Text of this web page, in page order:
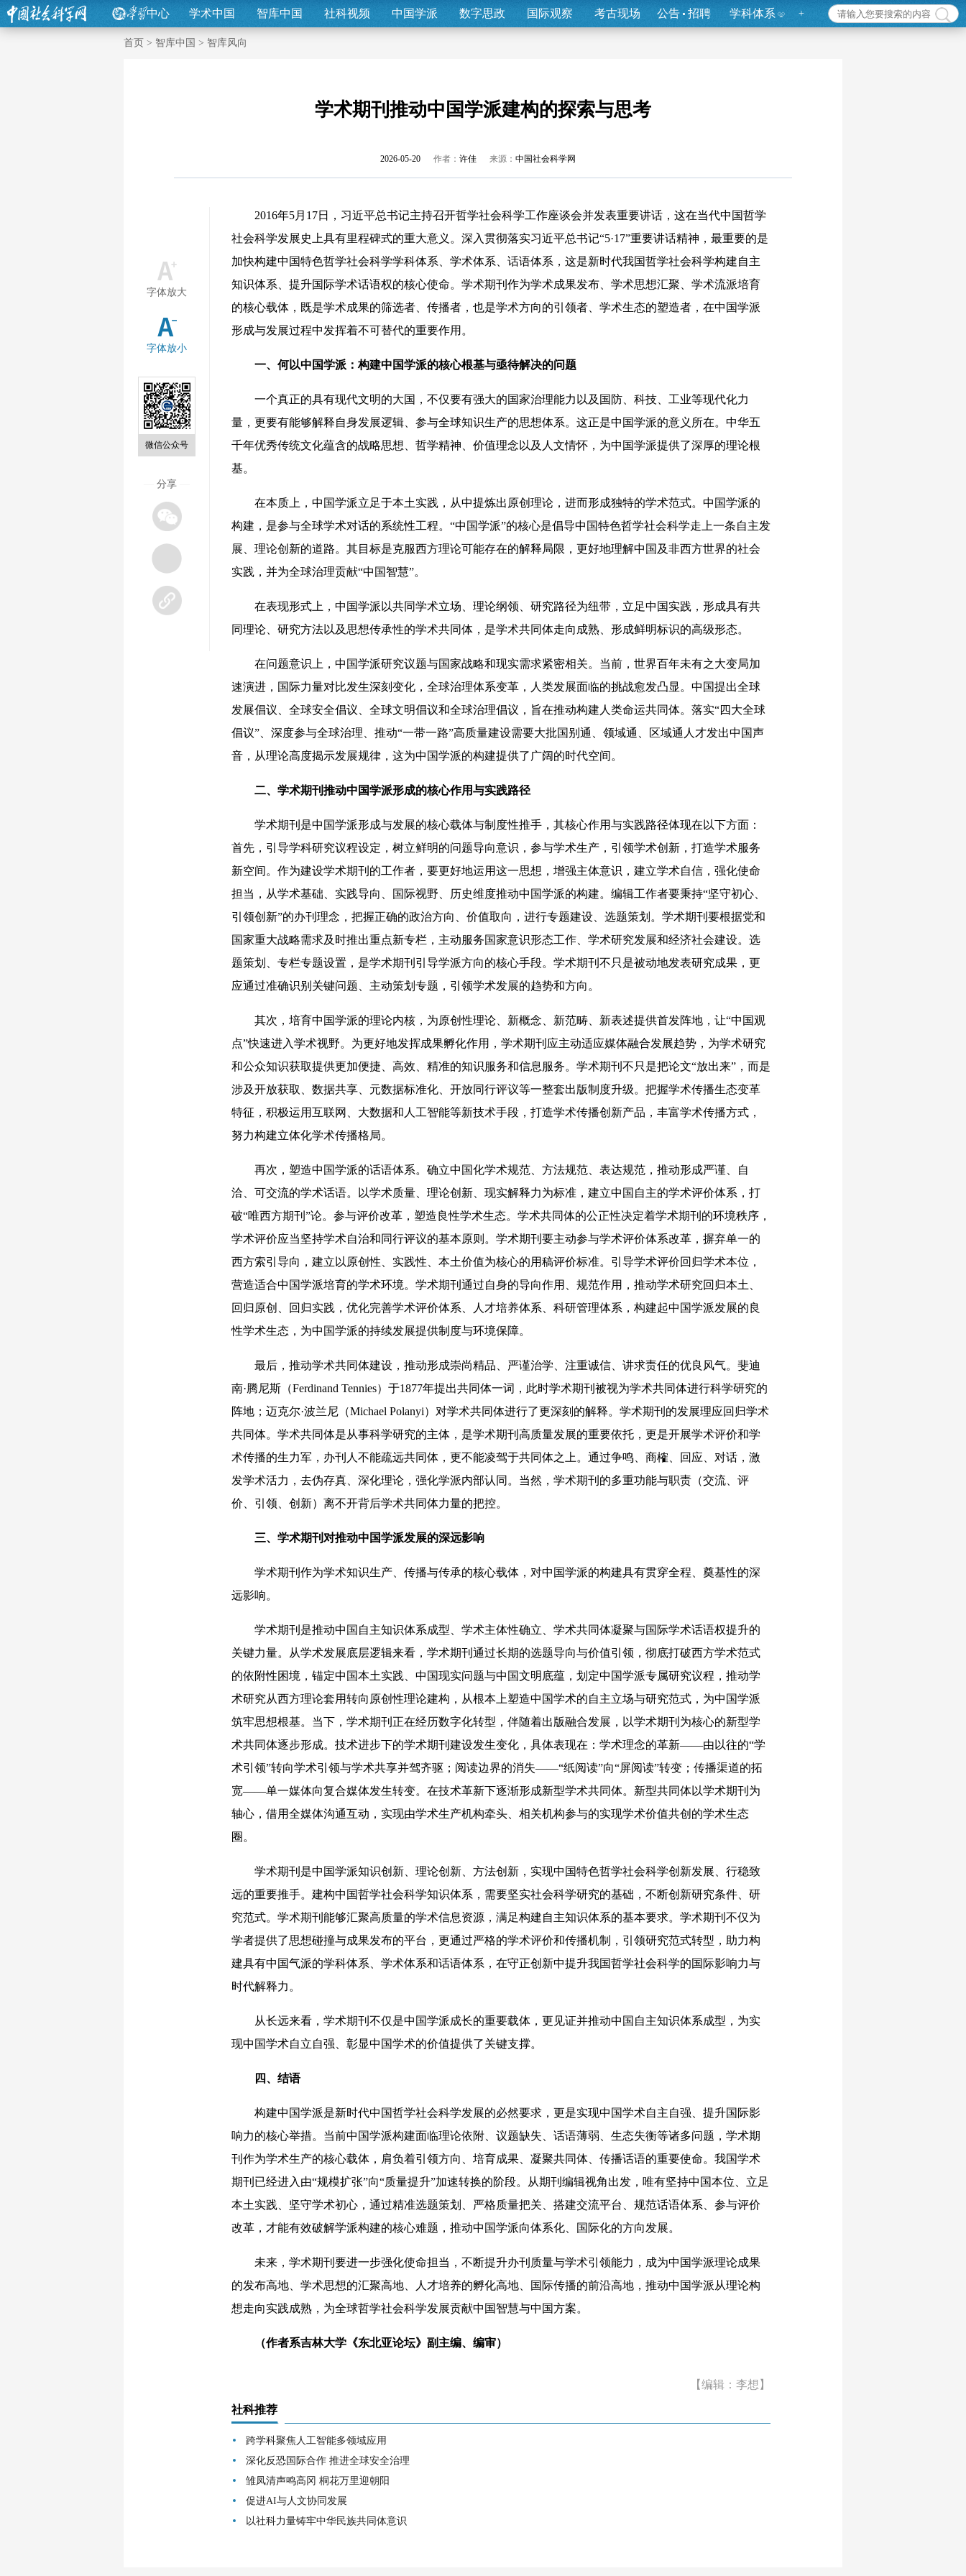
中心 学术中国 智库中国 社科视频 中国学派 数字思政 国际观察 考古现场 公告 招聘 学科体系 +
首页 > 智库中国 > 智库风向
学术期刊推动中国学派建构的探索与思考
2026-05-20 作者： 许佳 来源： 中国社会科学网
字体放大
字体放小
微信公众号
分享
2016年5月17日，习近平总书记主持召开哲学社会科学工作座谈会并发表重要讲话，这在当代中国哲学
社会科学发展史上具有里程碑式的重大意义。深入贯彻落实习近平总书记“5·17”重要讲话精神，最重要的是
加快构建中国特色哲学社会科学学科体系、学术体系、话语体系，这是新时代我国哲学社会科学构建自主
知识体系、提升国际学术话语权的核心使命。学术期刊作为学术成果发布、学术思想汇聚、学术流派培育
的核心载体，既是学术成果的筛选者、传播者，也是学术方向的引领者、学术生态的塑造者，在中国学派
形成与发展过程中发挥着不可替代的重要作用。
一、何以中国学派：构建中国学派的核心根基与亟待解决的问题
一个真正的具有现代文明的大国，不仅要有强大的国家治理能力以及国防、科技、工业等现代化力
量，更要有能够解释自身发展逻辑、参与全球知识生产的思想体系。这正是中国学派的意义所在。中华五
千年优秀传统文化蕴含的战略思想、哲学精神、价值理念以及人文情怀，为中国学派提供了深厚的理论根
基。
在本质上，中国学派立足于本土实践，从中提炼出原创理论，进而形成独特的学术范式。中国学派的
构建，是参与全球学术对话的系统性工程。“中国学派”的核心是倡导中国特色哲学社会科学走上一条自主发
展、理论创新的道路。其目标是克服西方理论可能存在的解释局限，更好地理解中国及非西方世界的社会
实践，并为全球治理贡献“中国智慧”。
在表现形式上，中国学派以共同学术立场、理论纲领、研究路径为纽带，立足中国实践，形成具有共
同理论、研究方法以及思想传承性的学术共同体，是学术共同体走向成熟、形成鲜明标识的高级形态。
在问题意识上，中国学派研究议题与国家战略和现实需求紧密相关。当前，世界百年未有之大变局加
速演进，国际力量对比发生深刻变化，全球治理体系变革，人类发展面临的挑战愈发凸显。中国提出全球
发展倡议、全球安全倡议、全球文明倡议和全球治理倡议，旨在推动构建人类命运共同体。落实“四大全球
倡议”、深度参与全球治理、推动“一带一路”高质量建设需要大批国别通、领域通、区域通人才发出中国声
音，从理论高度揭示发展规律，这为中国学派的构建提供了广阔的时代空间。
二、学术期刊推动中国学派形成的核心作用与实践路径
学术期刊是中国学派形成与发展的核心载体与制度性推手，其核心作用与实践路径体现在以下方面：
首先，引导学科研究议程设定，树立鲜明的问题导向意识，参与学术生产，引领学术创新，打造学术服务
新空间。作为建设学术期刊的工作者，要更好地运用这一思想，增强主体意识，建立学术自信，强化使命
担当，从学术基础、实践导向、国际视野、历史维度推动中国学派的构建。编辑工作者要秉持“坚守初心、
引领创新”的办刊理念，把握正确的政治方向、价值取向，进行专题建设、选题策划。学术期刊要根据党和
国家重大战略需求及时推出重点新专栏，主动服务国家意识形态工作、学术研究发展和经济社会建设。选
题策划、专栏专题设置，是学术期刊引导学派方向的核心手段。学术期刊不只是被动地发表研究成果，更
应通过准确识别关键问题、主动策划专题，引领学术发展的趋势和方向。
其次，培育中国学派的理论内核，为原创性理论、新概念、新范畴、新表述提供首发阵地，让“中国观
点”快速进入学术视野。为更好地发挥成果孵化作用，学术期刊应主动适应媒体融合发展趋势，为学术研究
和公众知识获取提供更加便捷、高效、精准的知识服务和信息服务。学术期刊不只是把论文“放出来”，而是
涉及开放获取、数据共享、元数据标准化、开放同行评议等一整套出版制度升级。把握学术传播生态变革
特征，积极运用互联网、大数据和人工智能等新技术手段，打造学术传播创新产品，丰富学术传播方式，
努力构建立体化学术传播格局。
再次，塑造中国学派的话语体系。确立中国化学术规范、方法规范、表达规范，推动形成严谨、自
洽、可交流的学术话语。以学术质量、理论创新、现实解释力为标准，建立中国自主的学术评价体系，打
破“唯西方期刊”论。参与评价改革，塑造良性学术生态。学术共同体的公正性决定着学术期刊的环境秩序，
学术评价应当坚持学术自治和同行评议的基本原则。学术期刊要主动参与学术评价体系改革，摒弃单一的
西方索引导向，建立以原创性、实践性、本土价值为核心的用稿评价标准。引导学术评价回归学术本位，
营造适合中国学派培育的学术环境。学术期刊通过自身的导向作用、规范作用，推动学术研究回归本土、
回归原创、回归实践，优化完善学术评价体系、人才培养体系、科研管理体系，构建起中国学派发展的良
性学术生态，为中国学派的持续发展提供制度与环境保障。
最后，推动学术共同体建设，推动形成崇尚精品、严谨治学、注重诚信、讲求责任的优良风气。斐迪
南·腾尼斯（Ferdinand Tennies）于1877年提出共同体一词，此时学术期刊被视为学术共同体进行科学研究的
阵地；迈克尔·波兰尼（Michael Polanyi）对学术共同体进行了更深刻的解释。学术期刊的发展理应回归学术
共同体。学术共同体是从事科学研究的主体，是学术期刊高质量发展的重要依托，更是开展学术评价和学
术传播的生力军，办刊人不能疏远共同体，更不能凌驾于共同体之上。通过争鸣、商榷、回应、对话，激
发学术活力，去伪存真、深化理论，强化学派内部认同。当然，学术期刊的多重功能与职责（交流、评
价、引领、创新）离不开背后学术共同体力量的把控。
三、学术期刊对推动中国学派发展的深远影响
学术期刊作为学术知识生产、传播与传承的核心载体，对中国学派的构建具有贯穿全程、奠基性的深
远影响。
学术期刊是推动中国自主知识体系成型、学术主体性确立、学术共同体凝聚与国际学术话语权提升的
关键力量。从学术发展底层逻辑来看，学术期刊通过长期的选题导向与价值引领，彻底打破西方学术范式
的依附性困境，锚定中国本土实践、中国现实问题与中国文明底蕴，划定中国学派专属研究议程，推动学
术研究从西方理论套用转向原创性理论建构，从根本上塑造中国学术的自主立场与研究范式，为中国学派
筑牢思想根基。当下，学术期刊正在经历数字化转型，伴随着出版融合发展，以学术期刊为核心的新型学
术共同体逐步形成。技术进步下的学术期刊建设发生变化，具体表现在：学术理念的革新——由以往的“学
术引领”转向学术引领与学术共享并驾齐驱；阅读边界的消失——“纸阅读”向“屏阅读”转变；传播渠道的拓
宽——单一媒体向复合媒体发生转变。在技术革新下逐渐形成新型学术共同体。新型共同体以学术期刊为
轴心，借用全媒体沟通互动，实现由学术生产机构牵头、相关机构参与的实现学术价值共创的学术生态
圈。
学术期刊是中国学派知识创新、理论创新、方法创新，实现中国特色哲学社会科学创新发展、行稳致
远的重要推手。建构中国哲学社会科学知识体系，需要坚实社会科学研究的基础，不断创新研究条件、研
究范式。学术期刊能够汇聚高质量的学术信息资源，满足构建自主知识体系的基本要求。学术期刊不仅为
学者提供了思想碰撞与成果发布的平台，更通过严格的学术评价和传播机制，引领研究范式转型，助力构
建具有中国气派的学科体系、学术体系和话语体系，在守正创新中提升我国哲学社会科学的国际影响力与
时代解释力。
从长远来看，学术期刊不仅是中国学派成长的重要载体，更见证并推动中国自主知识体系成型，为实
现中国学术自立自强、彰显中国学术的价值提供了关键支撑。
四、结语
构建中国学派是新时代中国哲学社会科学发展的必然要求，更是实现中国学术自主自强、提升国际影
响力的核心举措。当前中国学派构建面临理论依附、议题缺失、话语薄弱、生态失衡等诸多问题，学术期
刊作为学术生产的核心载体，肩负着引领方向、培育成果、凝聚共同体、传播话语的重要使命。我国学术
期刊已经进入由“规模扩张”向“质量提升”加速转换的阶段。从期刊编辑视角出发，唯有坚持中国本位、立足
本土实践、坚守学术初心，通过精准选题策划、严格质量把关、搭建交流平台、规范话语体系、参与评价
改革，才能有效破解学派构建的核心难题，推动中国学派向体系化、国际化的方向发展。
未来，学术期刊要进一步强化使命担当，不断提升办刊质量与学术引领能力，成为中国学派理论成果
的发布高地、学术思想的汇聚高地、人才培养的孵化高地、国际传播的前沿高地，推动中国学派从理论构
想走向实践成熟，为全球哲学社会科学发展贡献中国智慧与中国方案。
（作者系吉林大学《东北亚论坛》副主编、编审）
【编辑：李想】
社科推荐
跨学科聚焦人工智能多领域应用
深化反恐国际合作 推进全球安全治理
雏凤清声鸣高冈 桐花万里迎朝阳
促进AI与人文协同发展
以社科力量铸牢中华民族共同体意识